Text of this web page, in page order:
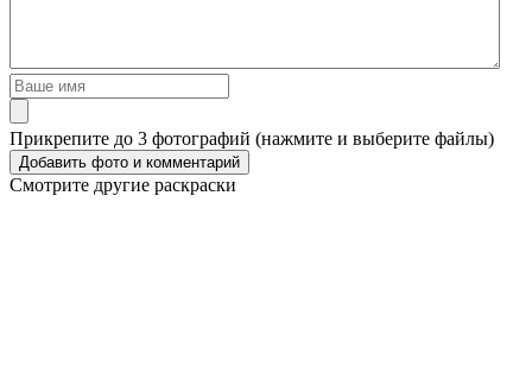
Прикрепите до 3 фотографий (нажмите и выберите файлы)
Смотрите другие раскраски